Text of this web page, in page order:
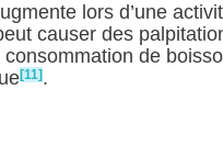
lors d’une
causer des
de
[11].